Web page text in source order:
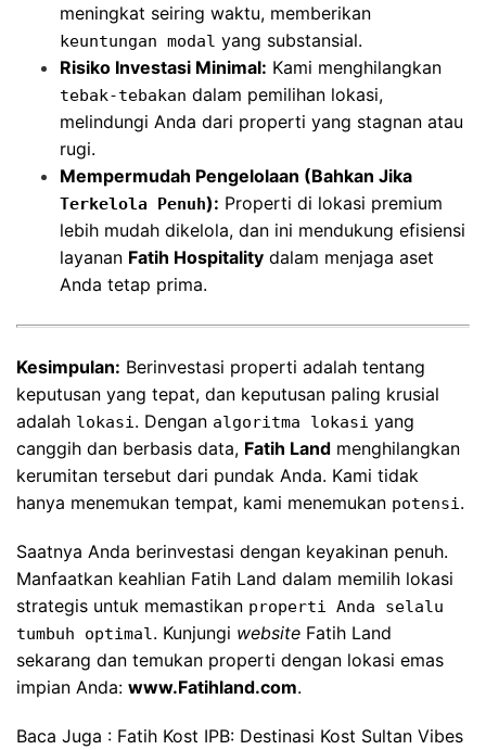
meningkat seiring waktu, memberikan
keuntungan modal yang substansial.
Risiko Investasi Minimal: Kami menghilangkan
tebak-tebakan dalam pemilihan lokasi,
melindungi Anda dari properti yang stagnan atau
rugi.
Mempermudah Pengelolaan (Bahkan Jika
Terkelola Penuh): Properti di lokasi premium
lebih mudah dikelola, dan ini mendukung efisiensi
layanan Fatih Hospitality dalam menjaga aset
Anda tetap prima.
Kesimpulan: Berinvestasi properti adalah tentang
keputusan yang tepat, dan keputusan paling krusial
adalah lokasi . Dengan algoritma lokasi yang
canggih dan berbasis data, Fatih Land menghilangkan
kerumitan tersebut dari pundak Anda. Kami tidak
hanya menemukan tempat, kami menemukan potensi .
Saatnya Anda berinvestasi dengan keyakinan penuh.
Manfaatkan keahlian Fatih Land dalam memilih lokasi
strategis untuk memastikan properti Anda selalu
tumbuh optimal . Kunjungi website Fatih Land
sekarang dan temukan properti dengan lokasi emas
impian Anda: www.Fatihland.com.
Baca Juga : Fatih Kost IPB: Destinasi Kost Sultan Vibes